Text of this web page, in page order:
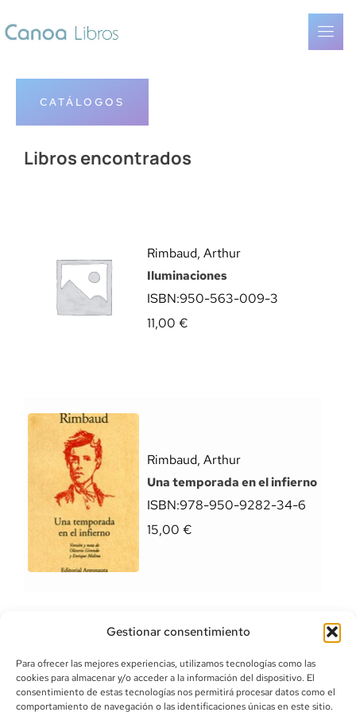
Gestionar consentimiento
Para ofrecer las mejores experiencias, utilizamos tecnologías como las
cookies para almacenar y/o acceder a la información del dispositivo. El
consentimiento de estas tecnologías nos permitirá procesar datos como el
comportamiento de navegación o las identificaciones únicas en este sitio.
CATÁLOGOS
Libros encontrados
Rimbaud, Arthur
Iluminaciones
ISBN:950-563-009-3
11,00 €
Rimbaud, Arthur
Una temporada en el infierno
ISBN:978-950-9282-34-6
15,00 €